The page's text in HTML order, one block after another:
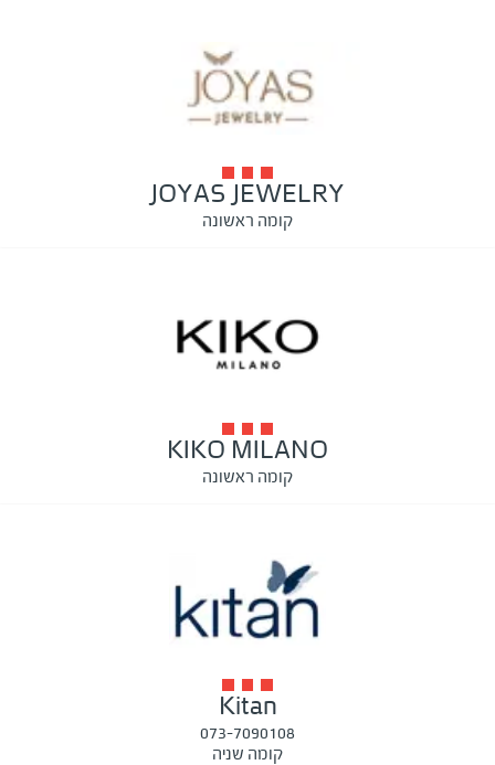
JOYAS JEWELRY
קומה ראשונה
KIKO MILANO
קומה ראשונה
Kitan
073-7090108
קומה שניה